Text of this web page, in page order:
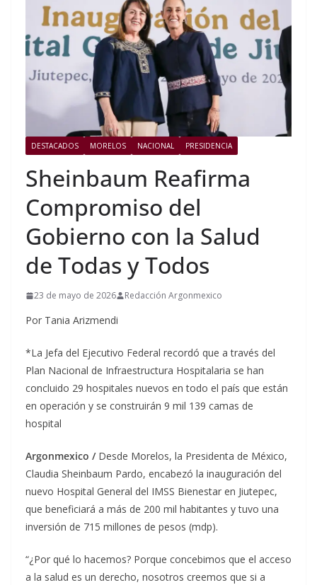
DESTACADOS MORELOS NACIONAL PRESIDENCIA
Sheinbaum Reafirma
Compromiso del
Gobierno con la Salud
de Todas y Todos
23 de mayo de 2026 Redacción Argonmexico
Por Tania Arizmendi
*La Jefa del Ejecutivo Federal recordó que a través del
Plan Nacional de Infraestructura Hospitalaria se han
concluido 29 hospitales nuevos en todo el país que están
en operación y se construirán 9 mil 139 camas de
hospital
Argonmexico / Desde Morelos, la Presidenta de México,
Claudia Sheinbaum Pardo, encabezó la inauguración del
nuevo Hospital General del IMSS Bienestar en Jiutepec,
que beneficiará a más de 200 mil habitantes y tuvo una
inversión de 715 millones de pesos (mdp).
“¿Por qué lo hacemos? Porque concebimos que el acceso
a la salud es un derecho, nosotros creemos que si a